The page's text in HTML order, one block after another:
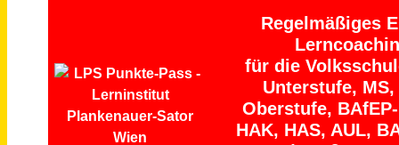
Regelmäßiges
für die
Unterstufe, MS,
Oberstufe, BAfEP-
HAK, HAS, AUL,